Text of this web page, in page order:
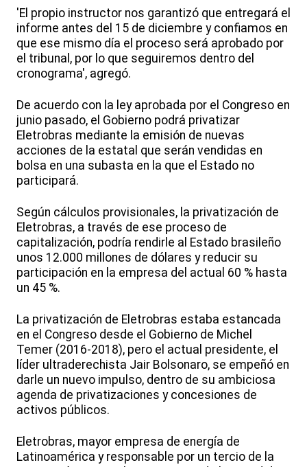
'El propio instructor nos garantizó que entregará el
informe antes del 15 de diciembre y confiamos en
que ese mismo día el proceso será aprobado por
el tribunal, por lo que seguiremos dentro del
cronograma', agregó.
De acuerdo con la ley aprobada por el Congreso en
junio pasado, el Gobierno podrá privatizar
Eletrobras mediante la emisión de nuevas
acciones de la estatal que serán vendidas en
bolsa en una subasta en la que el Estado no
participará.
Según cálculos provisionales, la privatización de
Eletrobras, a través de ese proceso de
capitalización, podría rendirle al Estado brasileño
unos 12.000 millones de dólares y reducir su
participación en la empresa del actual 60 % hasta
un 45 %.
La privatización de Eletrobras estaba estancada
en el Congreso desde el Gobierno de Michel
Temer (2016-2018), pero el actual presidente, el
líder ultraderechista Jair Bolsonaro, se empeñó en
darle un nuevo impulso, dentro de su ambiciosa
agenda de privatizaciones y concesiones de
activos públicos.
Eletrobras, mayor empresa de energía de
Latinoamérica y responsable por un tercio de la